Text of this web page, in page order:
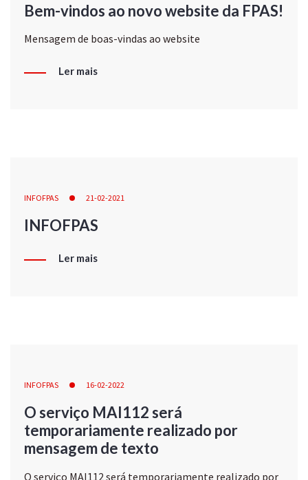
Bem-vindos ao novo website da FPAS!
Mensagem de boas-vindas ao website
Ler mais
INFOFPAS 21-02-2021
INFOFPAS
Ler mais
INFOFPAS 16-02-2022
O serviço MAI112 será
temporariamente realizado por
mensagem de texto
O serviço MAI112 será temporariamente realizado por